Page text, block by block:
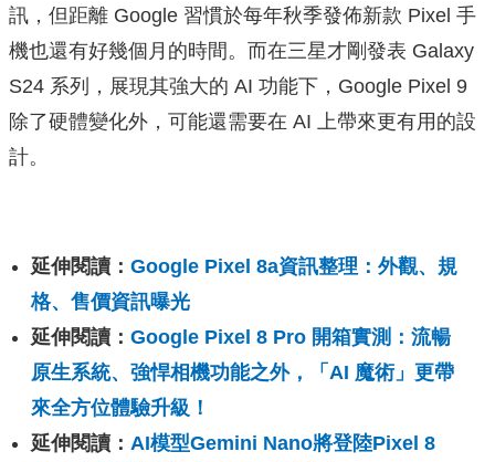
訊，但距離 Google 習慣於每年秋季發佈新款 Pixel 手
機也還有好幾個月的時間。而在三星才剛發表 Galaxy
S24 系列，展現其強大的 AI 功能下，Google Pixel 9
除了硬體變化外，可能還需要在 AI 上帶來更有用的設
計。
延伸閱讀： Google Pixel 8a資訊整理：外觀、規
格、售價資訊曝光
延伸閱讀： Google Pixel 8 Pro 開箱實測：流暢
原生系統、強悍相機功能之外，「AI 魔術」更帶
來全方位體驗升級！
延伸閱讀： AI模型Gemini Nano將登陸Pixel 8